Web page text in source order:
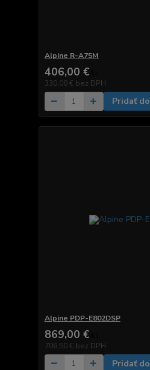
Alpine R-A75M
406,00 €
330,08 € bez DPH
Pridať
Alpine PDP-E802DSP
869,00 €
706,50 € bez DPH
Pridať